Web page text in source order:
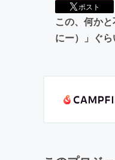
ポスト
この、何か
にー）」ぐ